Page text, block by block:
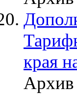
края
Архив